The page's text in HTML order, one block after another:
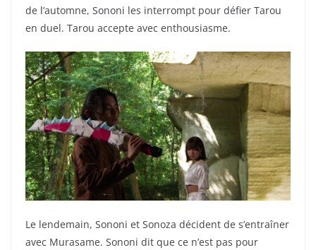
de l’automne, Sononi les interrompt pour défier Tarou
en duel. Tarou accepte avec enthousiasme.
Le lendemain, Sononi et Sonoza décident de s’entraîner
avec Murasame. Sononi dit que ce n’est pas pour